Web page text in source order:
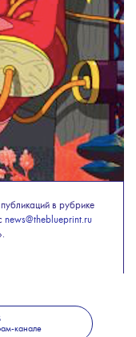
Moscow
Strelka,
пять
нужно
помощью Adobe
качестве
с тегом
в рубрике
news@theblueprint.ru
канале